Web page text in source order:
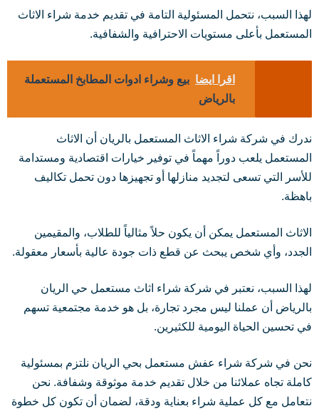
لهذا السبب، نتحمل المسئولية التامة في تقديم خدمة شراء الاثاث
المستعمل بأعلى مستويات الاحترافية والشفافية.
اقرا ايضا
بيع وشراء ادوات المطابخ المستعملة
بالرياض
ندرك في شركة شراء الاثاث المستعمل بالريان أن الاثاث
المستعمل يلعب دوراً مهماً في توفير خيارات اقتصادية ومستدامة
للأسر التي تسعى لتجديد منازلها أو تجهيزها دون تحمل تكاليف
باهظة.
الاثاث المستعمل يمكن أن يكون حلاً مثالياً للطلاب، والمقيمين
الجدد، وأي شخص يبحث عن قطع ذات جودة عالية بأسعار معقولة.
لهذا السبب، نعتبر في شركة شراء اثاث مستعمل حي الريان
بالرياض أن عملنا ليس مجرد تجارة، بل هو خدمة مجتمعية تسهم
في تحسين الحياة اليومية للكثيرين.
نحن في شركة شراء عفش مستعمل بحي الريان نلتزم بمسئولية
كاملة تجاه عملائنا من خلال تقديم خدمة موثوقة وشفافة. نحن
نتعامل مع كل عملية شراء بعناية ودقة، لضمان أن تكون كل خطوة